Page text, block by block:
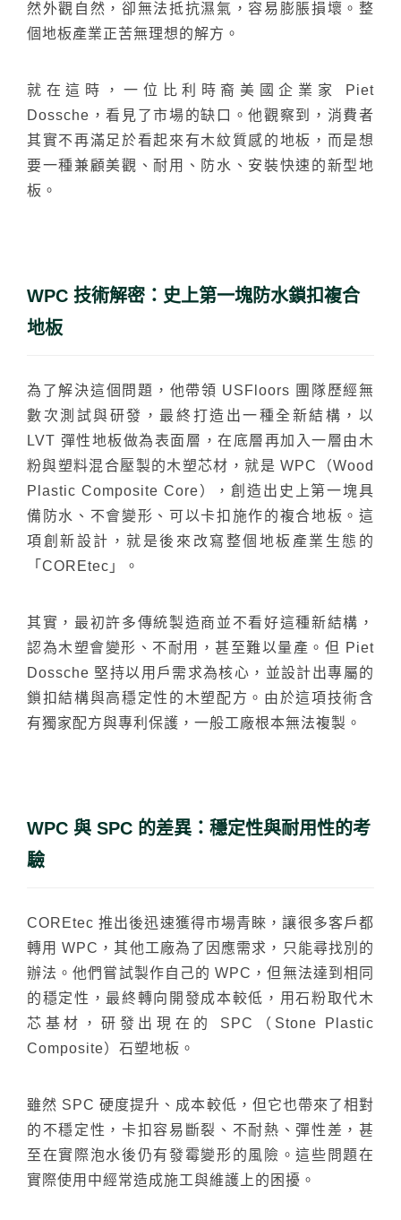
然外觀自然，卻無法抵抗濕氣，容易膨脹損壞。整
個地板產業正苦無理想的解方。
就在這時，一位比利時裔美國企業家 Piet
Dossche，看見了市場的缺口。他觀察到，消費者
其實不再滿足於看起來有木紋質感的地板，而是想
要一種兼顧美觀、耐用、防水、安裝快速的新型地
板。
WPC 技術解密：史上第一塊防水鎖扣複合
地板
為了解決這個問題，他帶領 USFloors 團隊歷經無
數次測試與研發，最終打造出一種全新結構，以
LVT 彈性地板做為表面層，在底層再加入一層由木
粉與塑料混合壓製的木塑芯材，就是 WPC（Wood
Plastic Composite Core），創造出史上第一塊具
備防水、不會變形、可以卡扣施作的複合地板。這
項創新設計，就是後來 改寫整個地板產業生態的
「COREtec」
。
其實，最初許多傳統製造商並不看好這種新結構，
認為木塑會變形、不耐用，甚至難以量產。但 Piet
Dossche 堅持以用戶需求為核心，並設計出專屬的
鎖扣結構與高穩定性的木塑配方。由於這項技術含
有獨家配方與專利保護，一般工廠根本無法複製。
WPC 與 SPC 的差異：穩定性與耐用性的考
驗
COREtec 推出後迅速獲得市場青睞，讓很多客戶都
轉用 WPC，其他工廠為了因應需求，只能尋找別的
辦法。他們嘗試製作自己的 WPC，但無法達到相同
的穩定性，最終轉向開發成本較低，用石粉取代木
芯基材，研發出現在的 SPC（Stone Plastic
Composite）石塑地板。
雖然 SPC 硬度提升、成本較低，但它也帶來了相對
的不穩定性，卡扣容易斷裂、不耐熱、彈性差，甚
至在實際泡水後仍有發霉變形的風險。這些問題在
實際使用中經常造成施工與維護上的困擾。